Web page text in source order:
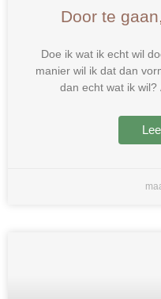
Door te
Doe ik wat ik echt wil
manier wil ik dat dan
dan echt wat ik wil?